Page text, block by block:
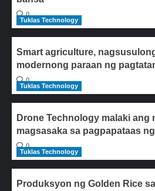
0
Tuklas Technology
Smart agriculture,
modernong paraan ng
0
Tuklas Technology
Drone Technology malaki ang
magsasaka sa pagpapataas
0
Tuklas Technology
Produksyon ng Golden Rice